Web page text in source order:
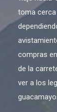
toma
compras
de la
ver a los